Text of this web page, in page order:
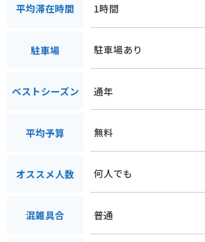
平均滞在時間 1時間
駐車場 駐車場あり
ベストシーズン 通年
平均予算 無料
オススメ人数 何人でも
混雑具合 普通